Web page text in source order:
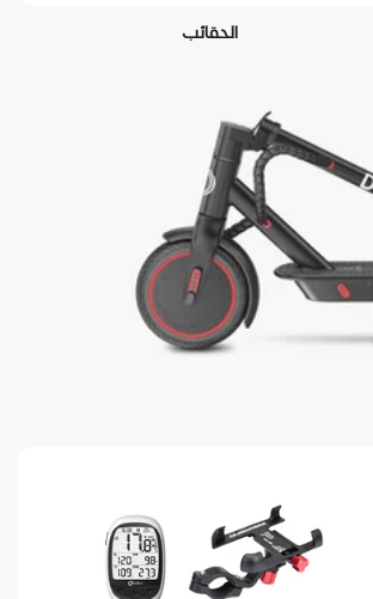
الحقائب